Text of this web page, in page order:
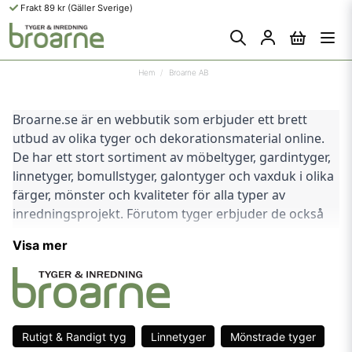
Frakt 89 kr (Gäller Sverige)
Hem Broarne AB
Broarne.se är en webbutik som erbjuder ett brett
utbud av olika tyger och dekorationsmaterial online.
De har ett stort sortiment av möbeltyger, gardintyger,
linnetyger, bomullstyger, galontyger och vaxduk i olika
färger, mönster och kvaliteter för alla typer av
inredningsprojekt. Förutom tyger erbjuder de också
heminredningsprojekt ännu mer personliga.
Broarne.se har fokus på att erbjuda hög kvalitet på
alla sina produkter till konkurrenskraftiga priser. De
arbetar med pålitliga leverantörer och tillverkare för
att säkerställa att kunderna får produkter av högsta
Visa mer
Rutigt & Randigt tyg Linnetyger Mönstrade tyger